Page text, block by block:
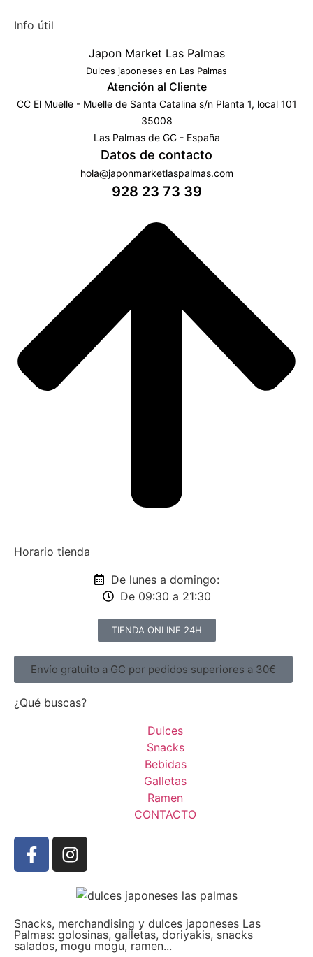
Snacks, merchandising y dulces japoneses Las
Palmas: golosinas, galletas, doriyakis, snacks
salados, mogu mogu, ramen...
¿Qué buscas?
Dulces
Snacks
Bebidas
Galletas
Ramen
CONTACTO
Horario tienda
De lunes a domingo:
De 09:30 a 21:30
TIENDA ONLINE 24H
Envío gratuito a GC por pedidos superiores a 30€
Info útil
Japon Market Las Palmas
Dulces japoneses en Las Palmas
Atención al Cliente
CC El Muelle - Muelle de Santa Catalina s/n Planta 1, local 101
35008
Las Palmas de GC - España
Datos de contacto
hola@japonmarketlaspalmas.com
928 23 73 39